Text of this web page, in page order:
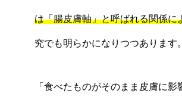
は「腸皮膚軸」と呼ばれる関係
究でも明らかになりつつあります。
「食べたものがそのまま皮膚に